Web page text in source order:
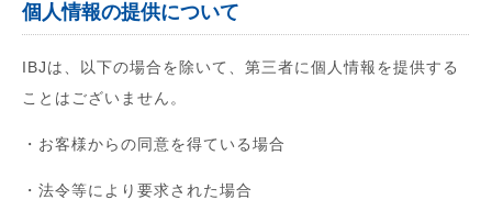
個人情報の提供について
IBJは、以下の場合を除いて、第三者に個人情報を提供する
ことはございません。
・お客様からの同意を得ている場合
・法令等により要求された場合